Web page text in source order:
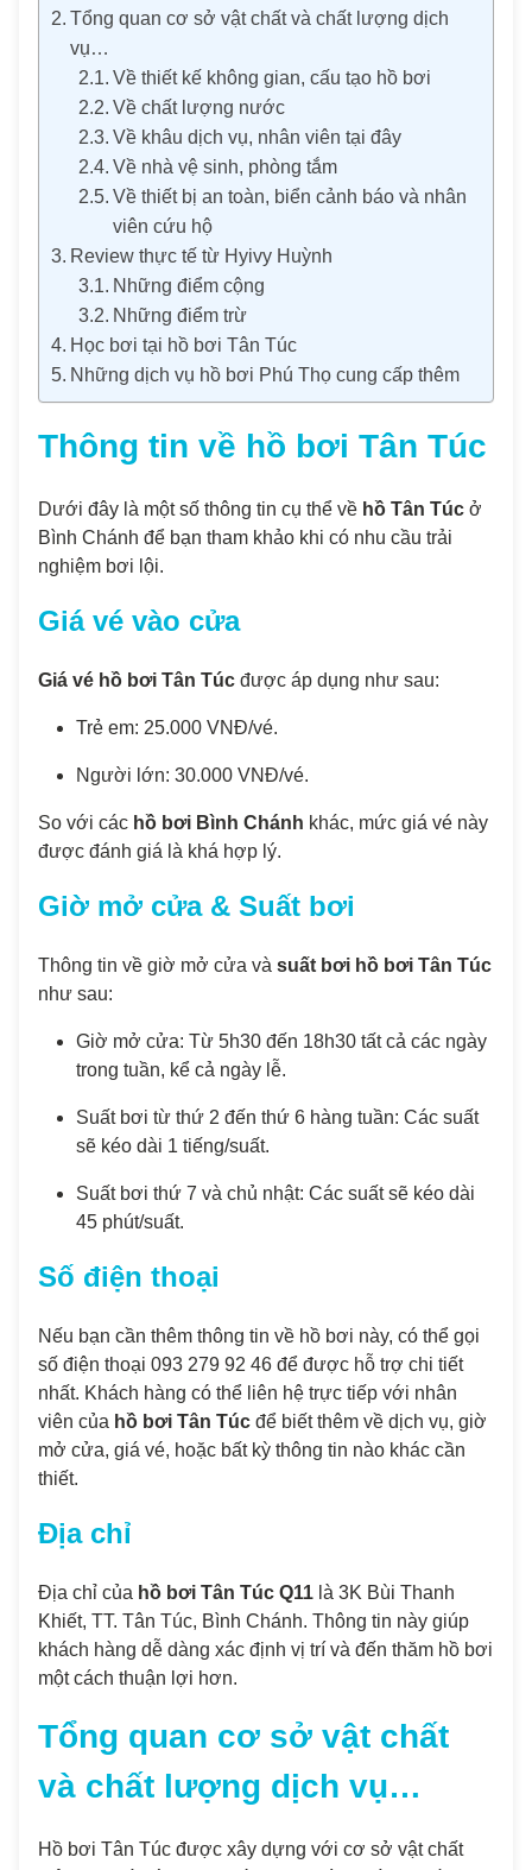
Tổng quan cơ sở vật chất và chất lượng dịch
vụ…
Về thiết kế không gian, cấu tạo hồ bơi
Về chất lượng nước
Về khâu dịch vụ, nhân viên tại đây
Về nhà vệ sinh, phòng tắm
Về thiết bị an toàn, biển cảnh báo và nhân
viên cứu hộ
Review thực tế từ Hyivy Huỳnh
Những điểm cộng
Những điểm trừ
Học bơi tại hồ bơi Tân Túc
Những dịch vụ hồ bơi Phú Thọ cung cấp thêm
Thông tin về hồ bơi Tân Túc
Dưới đây là một số thông tin cụ thể về hồ Tân Túc ở
Bình Chánh để bạn tham khảo khi có nhu cầu trải
nghiệm bơi lội.
Giá vé vào cửa
Giá vé hồ bơi Tân Túc được áp dụng như sau:
Trẻ em: 25.000 VNĐ/vé.
Người lớn: 30.000 VNĐ/vé.
So với các hồ bơi Bình Chánh khác, mức giá vé này
được đánh giá là khá hợp lý.
Giờ mở cửa & Suất bơi
Thông tin về giờ mở cửa và suất bơi hồ bơi Tân Túc
như sau:
Giờ mở cửa: Từ 5h30 đến 18h30 tất cả các ngày
trong tuần, kể cả ngày lễ.
Suất bơi từ thứ 2 đến thứ 6 hàng tuần: Các suất
sẽ kéo dài 1 tiếng/suất.
Suất bơi thứ 7 và chủ nhật: Các suất sẽ kéo dài
45 phút/suất.
Số điện thoại
Nếu bạn cần thêm thông tin về hồ bơi này, có thể gọi
số điện thoại 093 279 92 46 để được hỗ trợ chi tiết
nhất. Khách hàng có thể liên hệ trực tiếp với nhân
viên của hồ bơi Tân Túc để biết thêm về dịch vụ, giờ
mở cửa, giá vé, hoặc bất kỳ thông tin nào khác cần
thiết.
Địa chỉ
Địa chỉ của hồ bơi Tân Túc Q11 là 3K Bùi Thanh
Khiết, TT. Tân Túc, Bình Chánh. Thông tin này giúp
khách hàng dễ dàng xác định vị trí và đến thăm hồ bơi
một cách thuận lợi hơn.
Tổng quan cơ sở vật chất
và chất lượng dịch vụ…
Hồ bơi Tân Túc được xây dựng với cơ sở vật chất